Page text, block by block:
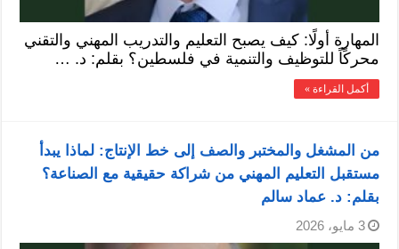
المهارة أولًا: كيف يصبح التعليم والتدريب المهني والتقني
محركًاً للتوظيف والتنمية في فلسطين؟ بقلم: د. …
أكمل القراءة »
من المشغل والمختبر والصف إلى خط الإنتاج: لماذا يبدأ
مستقبل التعليم المهني من شراكة حقيقية مع الصناعة؟
بقلم: د. عماد سالم
3 مايو، 2026